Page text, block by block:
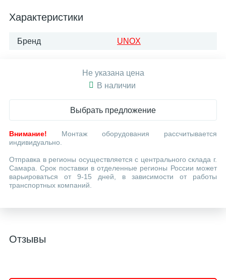
Характеристики
Бренд UNOX
Не указана цена
В наличии
Выбрать предложение
Внимание! Монтаж оборудования рассчитывается
индивидуально.
Отправка в регионы осуществляется с центрального склада г.
Самара. Срок поставки в отделенные регионы России может
варьироваться от 9-15 дней, в зависимости от работы
транспортных компаний.
Отзывы